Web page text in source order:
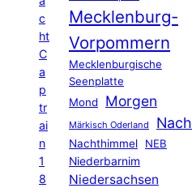
c
ht
C
a
p
tr
ai
n
1
8
Mecklenburg-
Vorpommern
Mecklenburgische
Seenplatte
Mond
Morgen
Märkisch Oderland
Nachthimmel
NEB
Niederbarnim
Niedersachsen